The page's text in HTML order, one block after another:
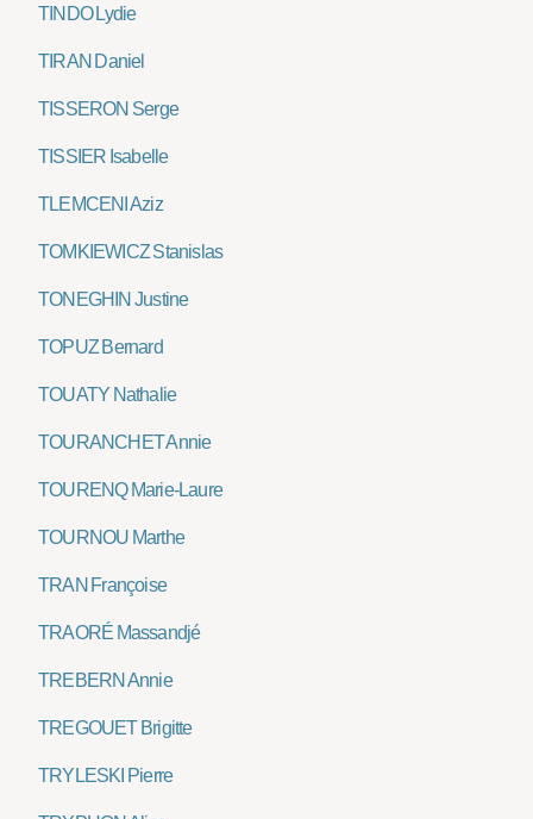
TINDO Lydie
TIRAN Daniel
TISSERON Serge
TISSIER Isabelle
TLEMCENI Aziz
TOMKIEWICZ Stanislas
TONEGHIN Justine
TOPUZ Bernard
TOUATY Nathalie
TOURANCHET Annie
TOURENQ Marie-Laure
TOURNOU Marthe
TRAN Françoise
TRAORÉ Massandjé
TREBERN Annie
TREGOUET Brigitte
TRYLESKI Pierre